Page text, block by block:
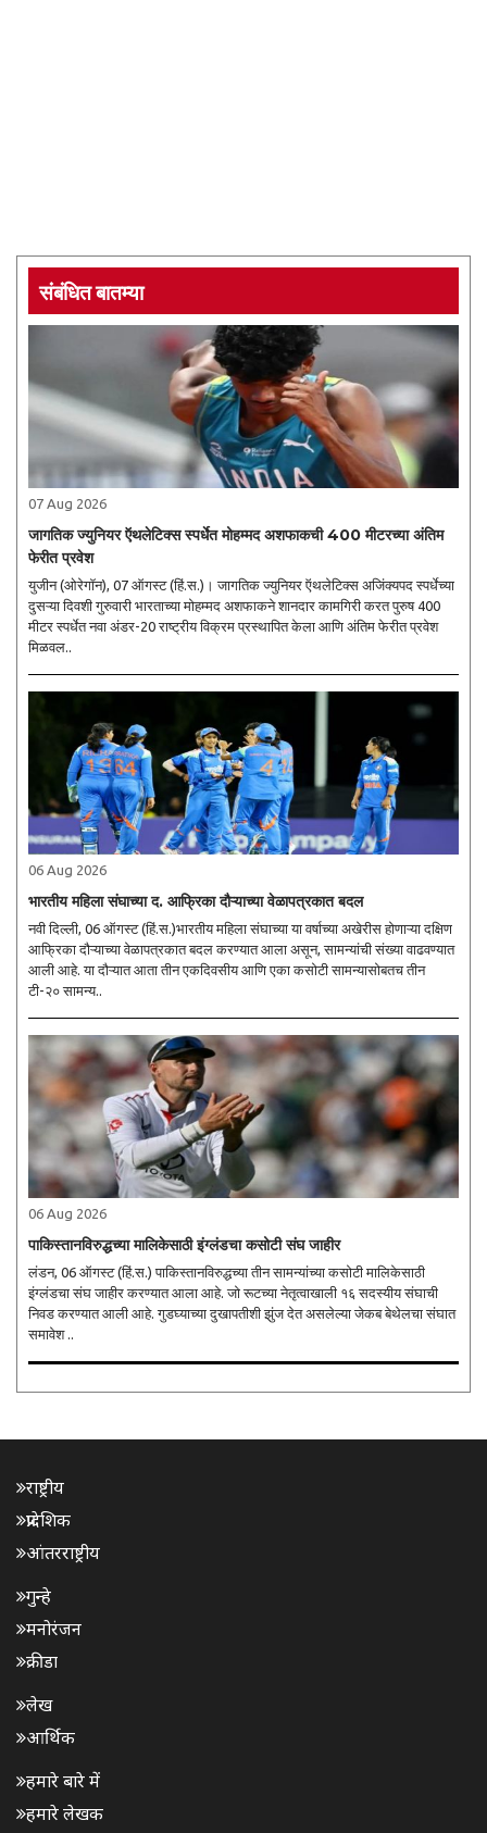
संबंधित बातम्या
07 Aug 2026
जागतिक ज्युनियर ऍथलेटिक्स स्पर्धेत मोहम्मद अशफाकची 400 मीटरच्या अंतिम
फेरीत प्रवेश
युजीन (ओरेगॉन), 07 ऑगस्ट (हिं.स.)। जागतिक ज्युनियर ऍथलेटिक्स अजिंक्यपद स्पर्धेच्या
दुसऱ्या दिवशी गुरुवारी भारताच्या मोहम्मद अशफाकने शानदार कामगिरी करत पुरुष 400
मीटर स्पर्धेत नवा अंडर-20 राष्ट्रीय विक्रम प्रस्थापित केला आणि अंतिम फेरीत प्रवेश
मिळवल..
06 Aug 2026
भारतीय महिला संघाच्या द. आफ्रिका दौऱ्याच्या वेळापत्रकात बदल
नवी दिल्ली, 06 ऑगस्ट (हिं.स.)भारतीय महिला संघाच्या या वर्षाच्या अखेरीस होणाऱ्या दक्षिण
आफ्रिका दौऱ्याच्या वेळापत्रकात बदल करण्यात आला असून, सामन्यांची संख्या वाढवण्यात
आली आहे. या दौऱ्यात आता तीन एकदिवसीय आणि एका कसोटी सामन्यासोबतच तीन
टी-२० सामन्य..
06 Aug 2026
पाकिस्तानविरुद्धच्या मालिकेसाठी इंग्लंडचा कसोटी संघ जाहीर
लंडन, 06 ऑगस्ट (हिं.स.) पाकिस्तानविरुद्धच्या तीन सामन्यांच्या कसोटी मालिकेसाठी
इंग्लंडचा संघ जाहीर करण्यात आला आहे. जो रूटच्या नेतृत्वाखाली १६ सदस्यीय संघाची
निवड करण्यात आली आहे. गुडघ्याच्या दुखापतीशी झुंज देत असलेल्या जेकब बेथेलचा संघात
समावेश ..
राष्ट्रीय
प्रादेशिक
आंतरराष्ट्रीय
गुन्हे
मनोरंजन
क्रीडा
लेख
आर्थिक
हमारे बारे में
हमारे लेखक